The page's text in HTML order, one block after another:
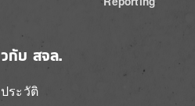
กับ สจล.
ประวัติ